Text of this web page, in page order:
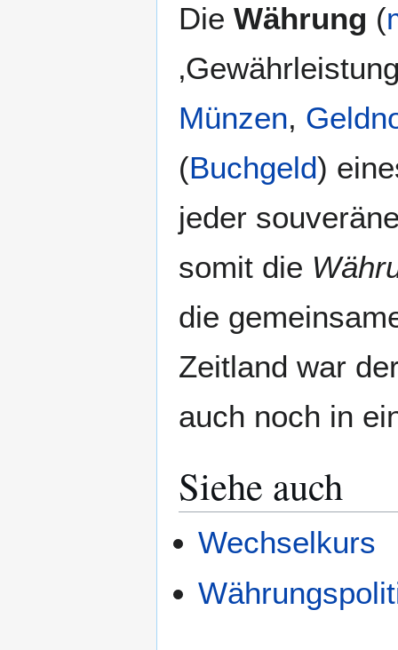
Navigation
Suche
Die Währung (
Münzen,
(Buchgeld)
jeder
somit die
die
Zeitland war
auch noch in
Siehe auch
Wechselkurs